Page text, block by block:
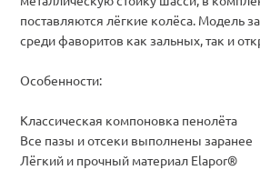
поставляются лёгкие колёса. Модель
среди фаворитов как зальных, так и
Особенности:
Классическая компоновка пенолёта
Все пазы и отсеки выполнены заранее
Лёгкий и прочный материал Elapor®